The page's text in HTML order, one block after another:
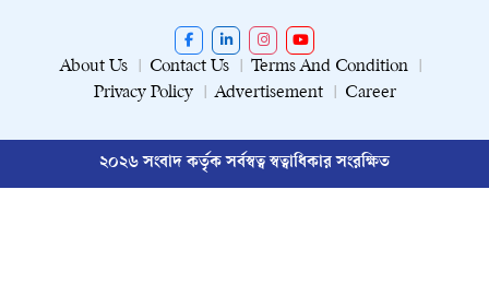
About Us Contact Us
Terms And Condition
Privacy Policy
Advertisement Career
২০২৬ সংবাদ কর্তৃক সর্বস্বত্ব স্বত্বাধিকার সংরক্ষিত